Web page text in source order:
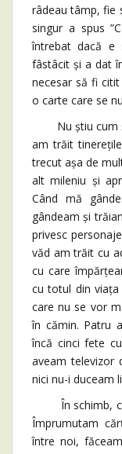
râdeau tâmp, fie
singur a spus
întrebat dacă
fâstâcit și a dat
necesar să fi
o carte care se
Nu știu cum
am trăit
trecut așa de
alt mileniu și
Când mă
gândeam și
privesc
văd am trăit cu
cu care
cu totul din
care nu se vor
în cămin. Patru
încă cinci fete
aveam televizor
nici nu-i duceam
În schimb,
Împrumutam
între noi,